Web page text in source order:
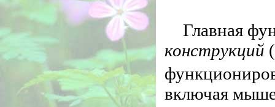
Главная
конструкций
включая